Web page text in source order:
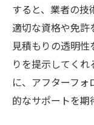
すると、業者の技
適切な資格や免許
見積もりの透明性
りを提示してく
に、アフターフ
的なサポートを期